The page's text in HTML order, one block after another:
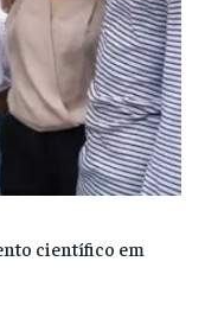
científico em